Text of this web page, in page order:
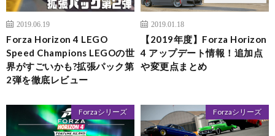
2019.06.19
Forza Horizo​​n 4 LEGO
Speed Champions LEGOの世
界がすごいかも?拡張パック第
2弾を徹底レビュー
2019.01.18
【2019年度】Forza Horizon
4 アップデート情報！追加点
や変更点まとめ
Forzaシリーズ Forzaシリーズ